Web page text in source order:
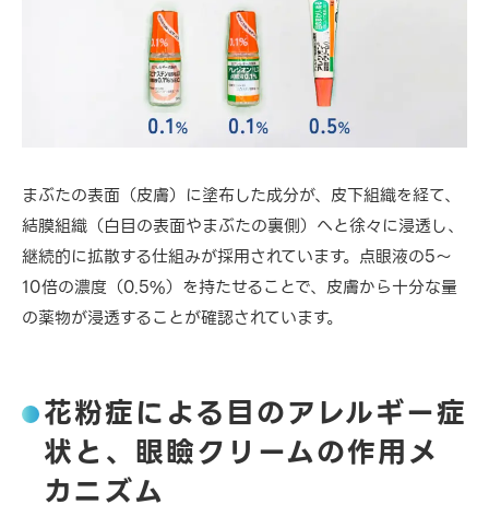
まぶたの表面（皮膚）に塗布した成分が、皮下組織を経て、
結膜組織（白目の表面やまぶたの裏側）へと徐々に浸透し、
継続的に拡散する仕組みが採用されています。点眼液の5～
10倍の濃度（0.5%）を持たせることで、皮膚から十分な量
の薬物が浸透することが確認されています。
花粉症による目のアレルギー症
状と、眼瞼クリームの作用メ
カニズム